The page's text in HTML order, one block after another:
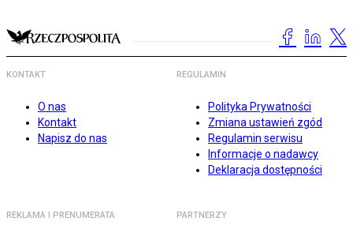
KONTAKT
O nas
Kontakt
Napisz do nas
REGULAMIN
Polityka Prywatności
Zmiana ustawień zgód
Regulamin serwisu
Informacje o nadawcy
Deklaracja dostępności
REKLAMA I PRENUMERATA PARTNERZY